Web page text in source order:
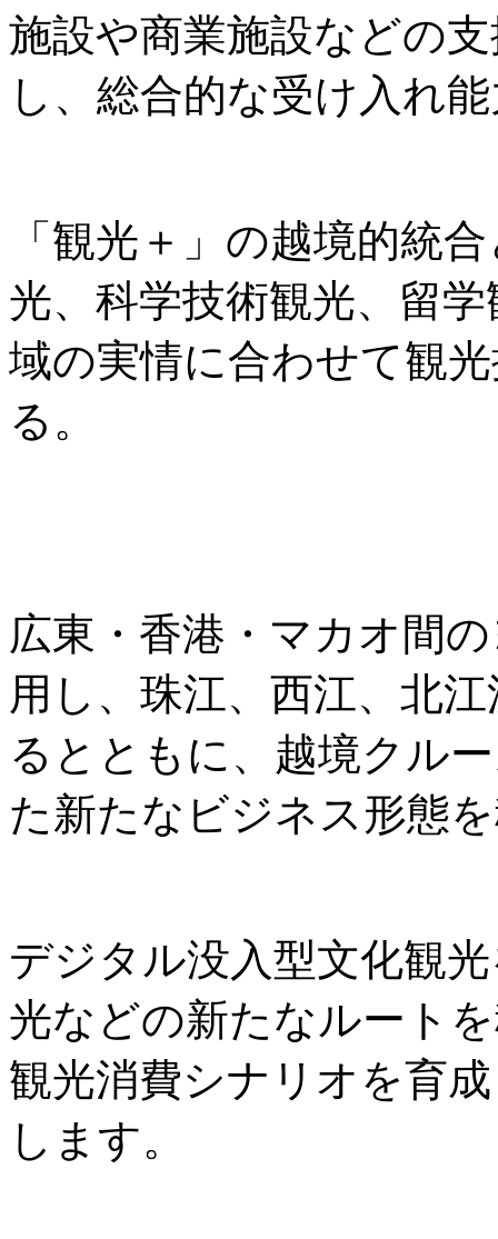
施設や商業施設などの
し、総合的な受け入れ
「観光＋」の越境的統
光、科学技術観光、留
域の実情に合わせて観
る。
広東・香港・マカオ間
用し、珠江、西江、北
るとともに、越境クル
た新たなビジネス形態
デジタル没入型文化観
光などの新たなルート
観光消費シナリオを育
します。